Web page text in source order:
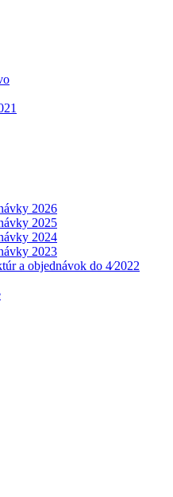
2026
2025
2024
2023
a objednávok do 4⁄2022